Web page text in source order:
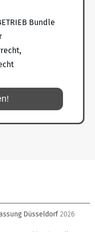
Bundle
Düsseldorf 2026